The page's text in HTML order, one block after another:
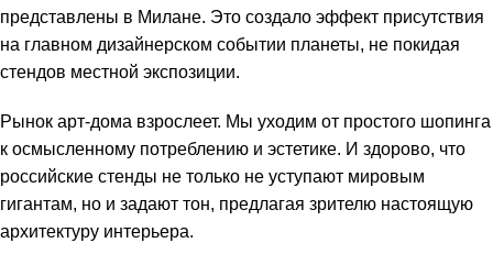
представлены в Милане. Это создало эффект присутствия
на главном дизайнерском событии планеты, не покидая
стендов местной экспозиции.
Рынок арт-дома взрослеет. Мы уходим от простого шопинга
к осмысленному потреблению и эстетике. И здорово, что
российские стенды не только не уступают мировым
гигантам, но и задают тон, предлагая зрителю настоящую
архитектуру интерьера.